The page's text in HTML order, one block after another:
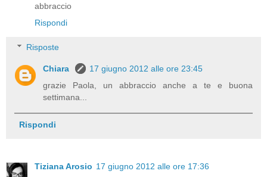
abbraccio
Rispondi
Risposte
Chiara
17 giugno 2012 alle ore 23:45
grazie Paola, un abbraccio anche a te e buona
settimana...
Rispondi
Tiziana Arosio 17 giugno 2012 alle ore 17:36